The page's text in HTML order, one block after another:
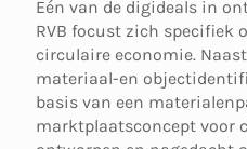
Eén van de digideals in
RVB focust zich specifiek
circulaire economie.
materiaal-en
basis van een
marktplaatsconcept voor